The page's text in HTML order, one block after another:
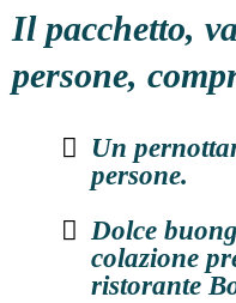
Il pacchetto,
persone,
Un
persone.
Dolce
colazione
ristorante